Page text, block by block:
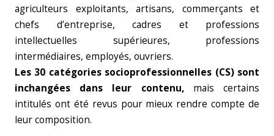
agriculteurs exploitants, artisans, commerçants et
chefs d’entreprise, cadres et professions
intellectuelles supérieures, professions
intermédiaires, employés, ouvriers.
Les 30 catégories socioprofessionnelles (CS) sont
inchangées dans leur contenu,mais certains
intitulés ont été revus pour mieux rendre compte de
leur composition.